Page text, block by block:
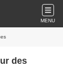
MENU
des